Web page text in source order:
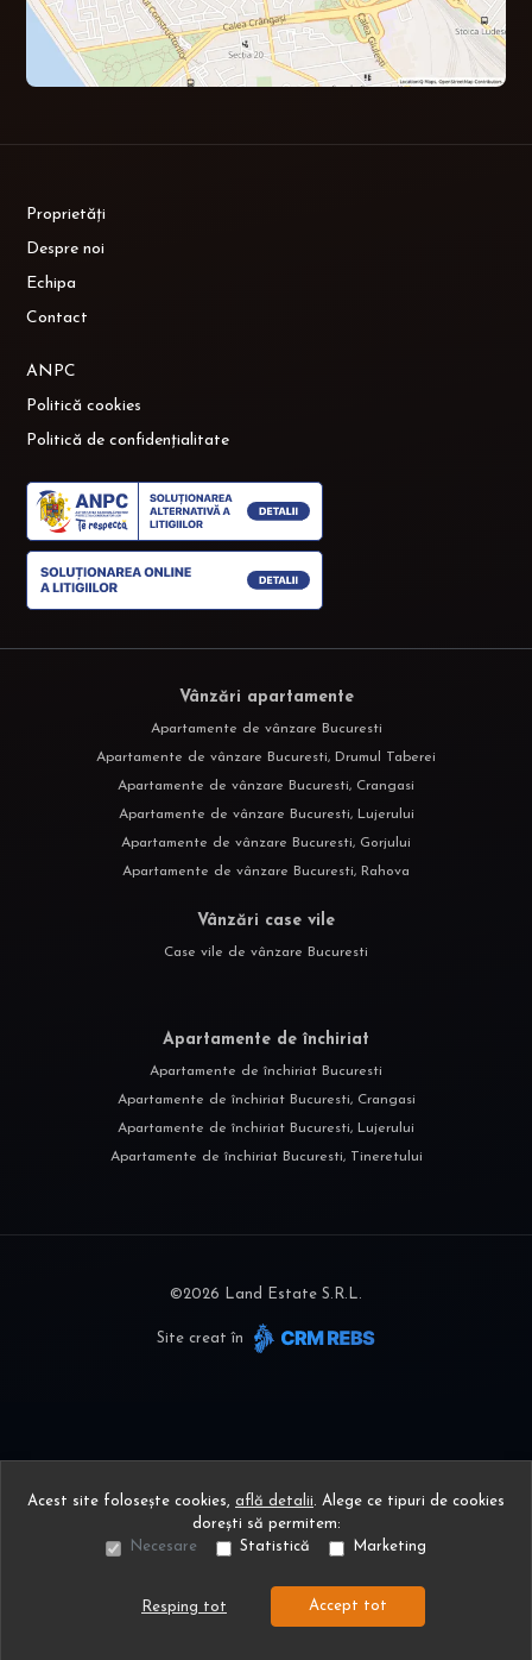
Proprietăți
Despre noi
Echipa
Contact
ANPC
Politică cookies
Politică de confidențialitate
Vânzări apartamente
Apartamente de vânzare Bucuresti
Apartamente de vânzare Bucuresti, Drumul Taberei
Apartamente de vânzare Bucuresti, Crangasi
Apartamente de vânzare Bucuresti, Lujerului
Apartamente de vânzare Bucuresti, Gorjului
Apartamente de vânzare Bucuresti, Rahova
Vânzări case vile
Case vile de vânzare Bucuresti
Apartamente de închiriat
Apartamente de închiriat Bucuresti
Apartamente de închiriat Bucuresti, Crangasi
Apartamente de închiriat Bucuresti, Lujerului
Apartamente de închiriat Bucuresti, Tineretului
©2026 Land Estate S.R.L.
Site creat în
Acest site folosește cookies, află detalii. Alege ce tipuri de cookies
dorești să permitem:
Necesare
Statistică Marketing
Resping tot Accept tot